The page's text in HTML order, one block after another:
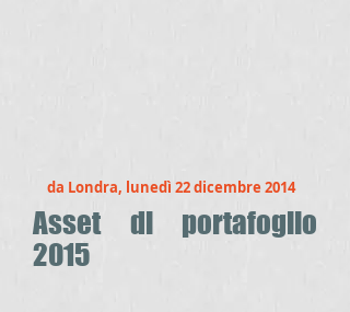
da Londra, lunedì 22 dicembre 2014
Asset di portafoglio
2015